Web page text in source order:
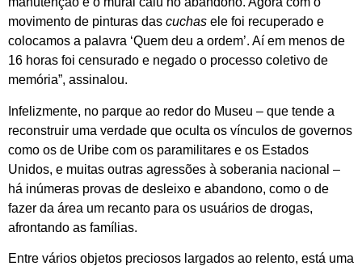
movimento de pinturas das cuchas ele foi recuperado e
colocamos a palavra ‘Quem deu a ordem’. Aí em menos de
16 horas foi censurado e negado o processo coletivo de
memória”, assinalou.
Infelizmente, no parque ao redor do Museu – que tende a
reconstruir uma verdade que oculta os vínculos de governos
como os de Uribe com os paramilitares e os Estados
Unidos, e muitas outras agressões à soberania nacional –
há inúmeras provas de desleixo e abandono, como o de
fazer da área um recanto para os usuários de drogas,
afrontando as famílias.
Entre vários objetos preciosos largados ao relento, está uma